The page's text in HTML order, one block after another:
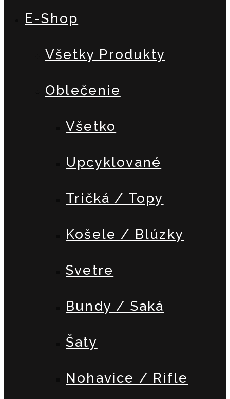
E-Shop
Všetky Produkty
Oblečenie
Všetko
Upcyklované
Tričká / Topy
Košele / Blúzky
Svetre
Bundy / Saká
Šaty
Nohavice / Rifle